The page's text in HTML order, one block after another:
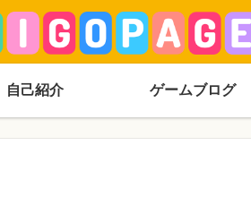
自己紹介 ゲームブログ